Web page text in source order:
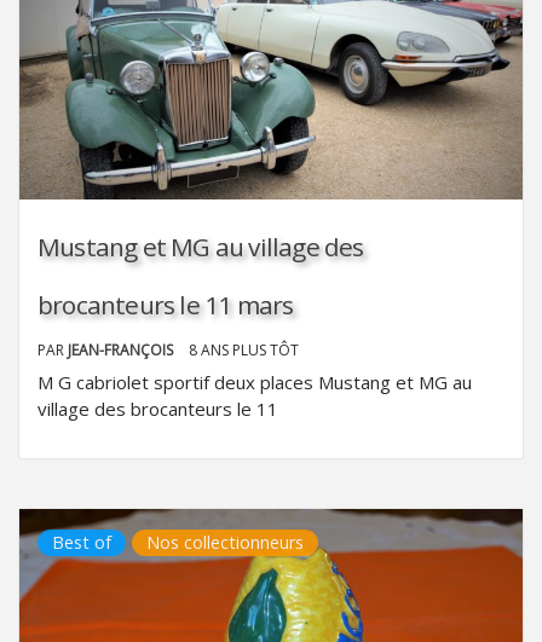
Mustang et MG au village des
brocanteurs le 11 mars
PAR JEAN-FRANÇOIS 8 ANS PLUS TÔT
M G cabriolet sportif deux places Mustang et MG au
village des brocanteurs le 11
Best of Nos collectionneurs